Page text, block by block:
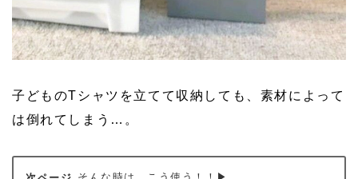
子どものTシャツを立てて収納しても、素材によって
は倒れてしまう…。